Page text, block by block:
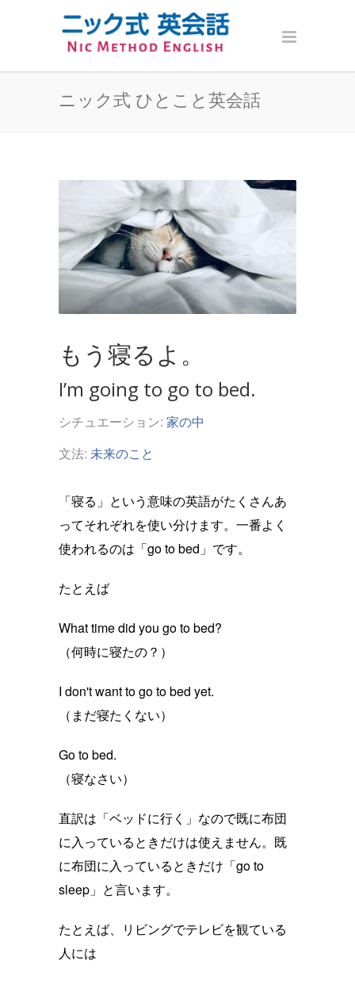
ニック式 ひとこと英会話
もう寝るよ。
I’m going to go to bed.
シチュエーション: 家の中
文法: 未来のこと
「寝る」という意味の英語がたくさんあ
ってそれぞれを使い分けます。一番よく
使われるのは「go to bed」です。
たとえば
What time did you go to bed?
（何時に寝たの？）
I don't want to go to bed yet.
（まだ寝たくない）
Go to bed.
（寝なさい）
直訳は「ベッドに行く」なので既に布団
に入っているときだけは使えません。既
に布団に入っているときだけ「go to
sleep」と言います。
たとえば、リビングでテレビを観ている
人には